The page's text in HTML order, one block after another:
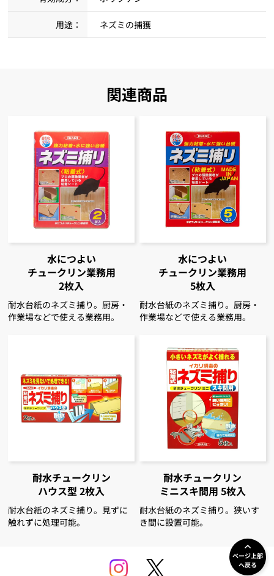
用途： ネズミの捕獲
関連商品
水につよい
チュークリン業務用
2枚入
耐水台紙のネズミ捕り。厨房・
作業場などで使える業務用。
水につよい
チュークリン業務用
5枚入
耐水台紙のネズミ捕り。厨房・
作業場などで使える業務用。
耐水チュークリン
ハウス型 2枚入
耐水台紙のネズミ捕り。見ずに
触れずに処理可能。
耐水チュークリン
ミニスキ間用 5枚入
耐水台紙のネズミ捕り。狭いす
き間に設置可能。
ページ上部
へ戻る